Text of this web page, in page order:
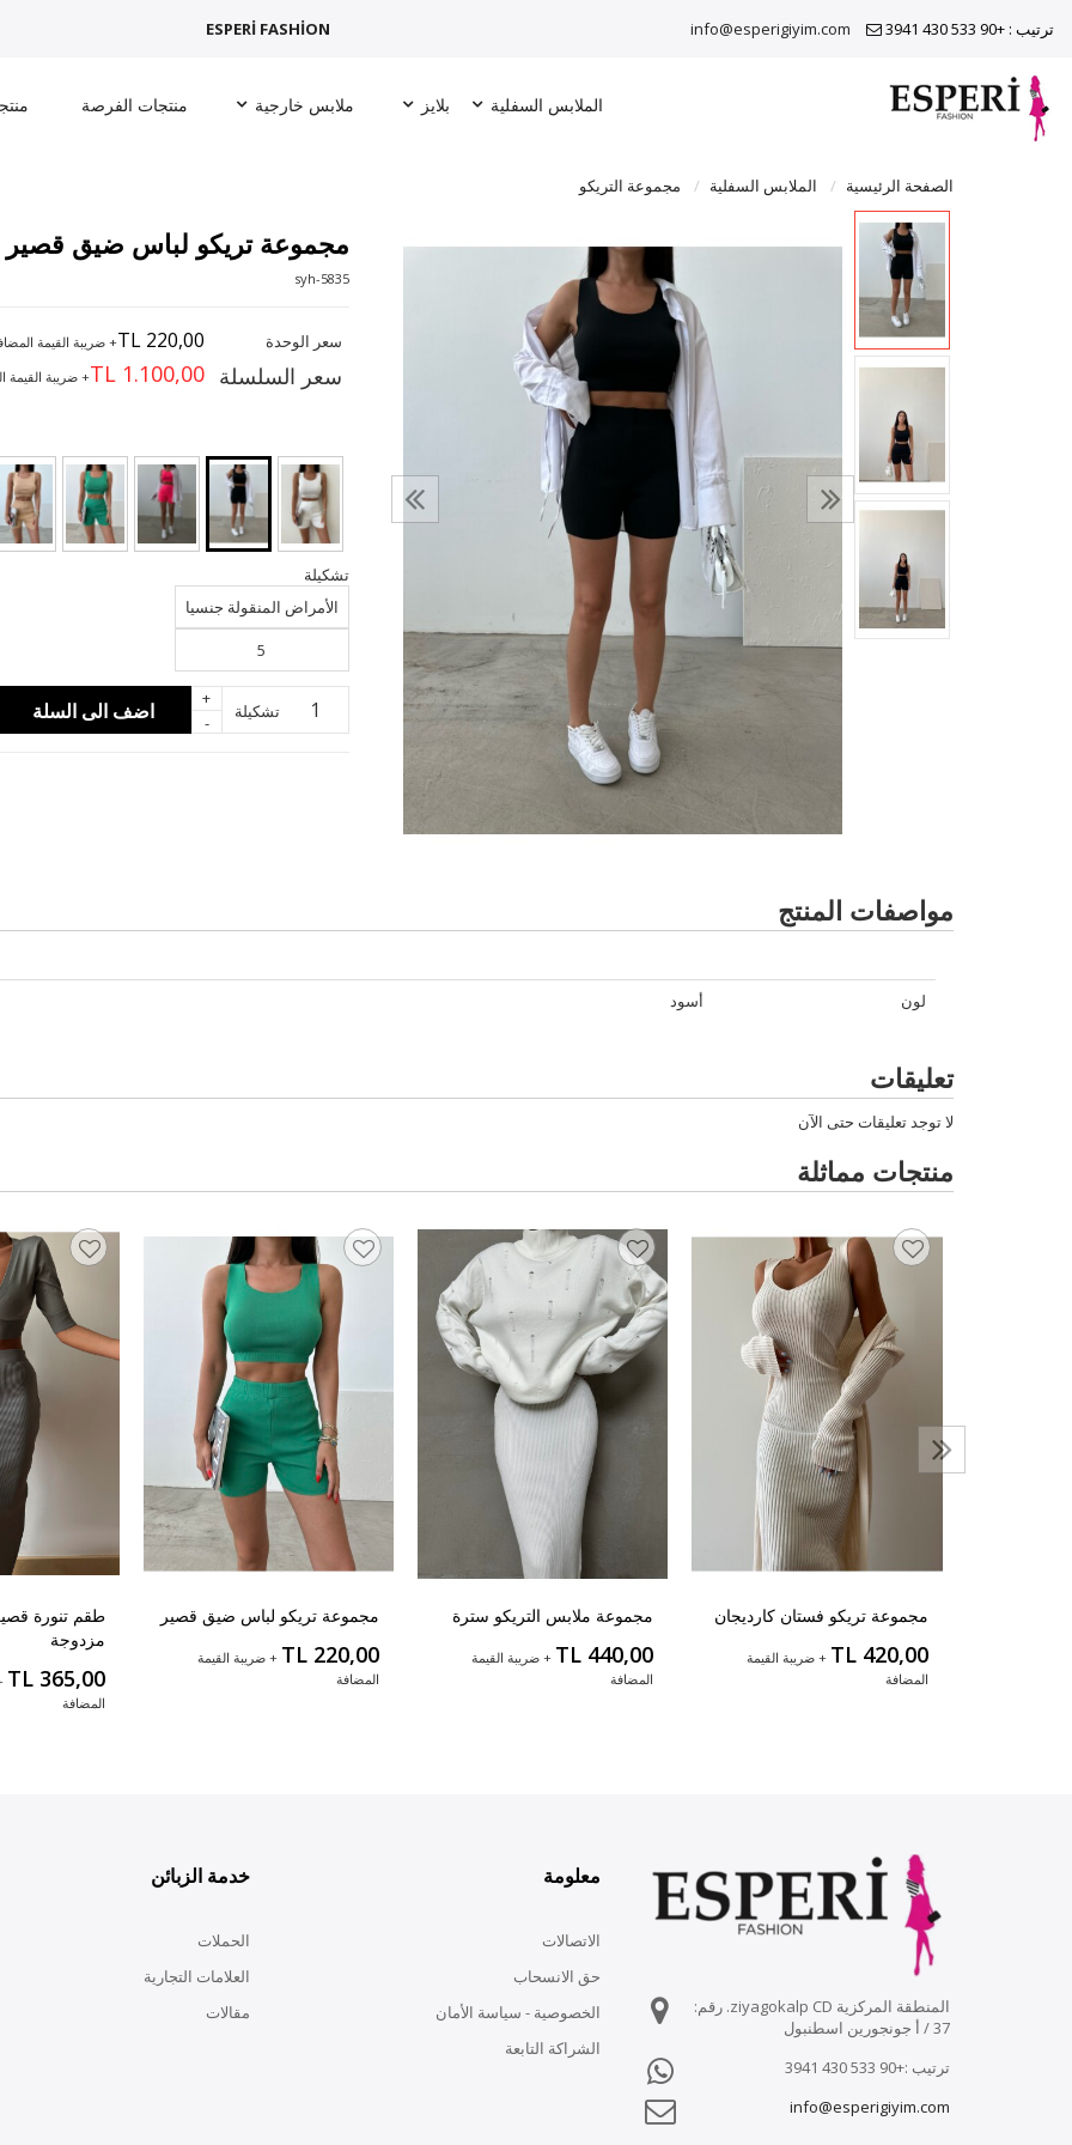
ترتيب : +90 533 430 3941 info@esperigiyim.com
ESPERİ FASHİON
الملابس السفلية بلايز ملابس خارجية منتجات الفرصة
الصفحة الرئيسية الملابس السفلية مجموعة التريكو
مجموعة تريكو لباس ضيق قصير
5835-syh
سعر الوحدة TL 220,00+ ضريبة القيمة
سعر السلسلة TL 1.100,00+ ضريبة القيمة
تشكيلة
الأمراض المنقولة جنسيا
5
تشكيلة
+
-
اضف الى السلة
مواصفات المنتج
لون أسود
تعليقات
لا توجد تعليقات حتى الآن
منتجات مماثلة
مجموعة تريكو فستان كارديجان
TL 420,00 + ضريبة القيمة
المضافة
مجموعة ملابس التريكو سترة
TL 440,00 + ضريبة القيمة
المضافة
مجموعة تريكو لباس ضيق قصير
TL 220,00 + ضريبة القيمة
المضافة
طقم تنورة
مزدوجة
TL 365,00
المضافة
المنطقة المركزية ziyagokalp CD. رقم:
37 / أ جونجورين اسطنبول
ترتيب :+90 533 430 3941
info@esperigiyim.com
معلومة
الاتصالات
حق الانسحاب
الخصوصية - سياسة الأمان
الشراكة التابعة
خدمة الزبائن
الحملات
العلامات التجارية
مقالات